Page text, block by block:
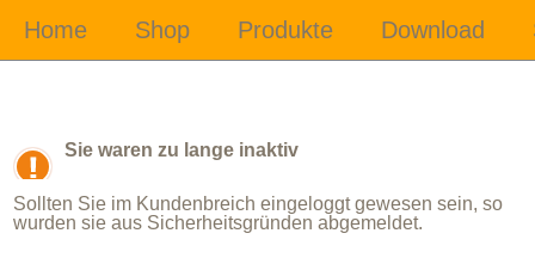
Sie waren zu lange inaktiv
Sollten Sie im Kundenbreich eingeloggt gewesen sein, so
wurden sie aus Sicherheitsgründen abgemeldet.